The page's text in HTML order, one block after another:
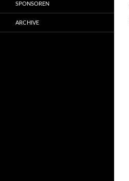
SPONSOREN
ARCHIVE